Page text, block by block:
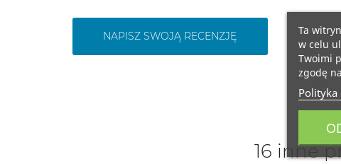
NAPISZ SWOJĄ RECENZJĘ
16 inne
Ta
w celu
Twoimi
zgodę
Polityka